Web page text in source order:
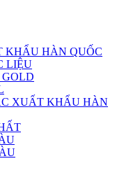
KHẨU HÀN QUỐC
LIỆU
XUẤT KHẨU HÀN